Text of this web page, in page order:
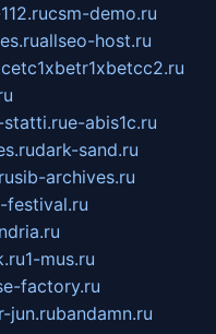
csm-demo.ru
allseo-host.ru
e-abis1c.ru
dark-sand.ru
sib-archives.ru
festival.ru
1-mus.ru
factory.ru
jun.rubandamn.ru